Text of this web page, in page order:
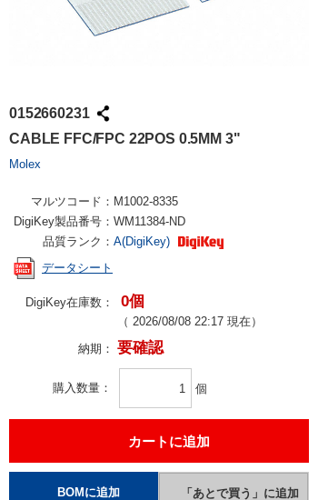
0152660231
CABLE FFC/FPC 22POS 0.5MM 3"
Molex
マルツコード： M1002-8335
DigiKey製品番号： WM11384-ND
品質ランク： A(DigiKey)
データシート
DigiKey在庫数： 0個
（ 2026/08/08 22:17 現在）
納期： 要確認
購入数量 個